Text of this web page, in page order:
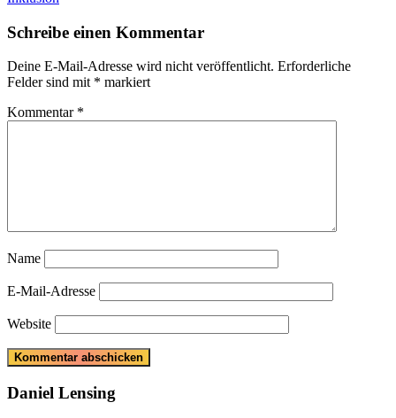
Schreibe einen Kommentar
Deine E-Mail-Adresse wird nicht veröffentlicht. Erforderliche
Felder sind mit * markiert
Kommentar *
Name
E-Mail-Adresse
Website
Daniel Lensing